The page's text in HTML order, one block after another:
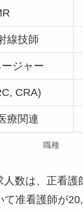
線技師
ジャー
CRA)
療関連
職種
数は、正看護
て准看護師が